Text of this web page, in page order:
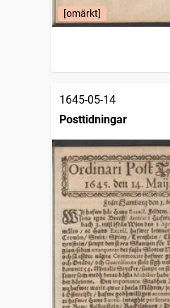
[omärkt]
1645-05-14
Posttidningar